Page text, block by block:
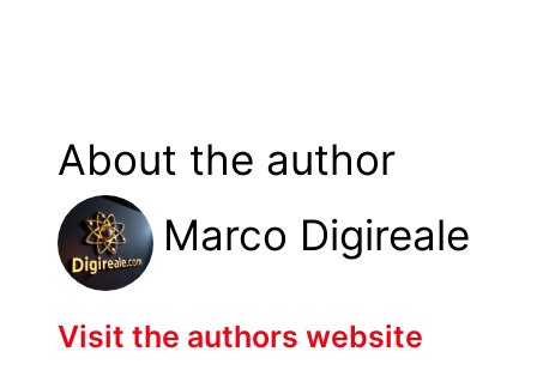
About the author
Marco Digireale
Visit the authors website